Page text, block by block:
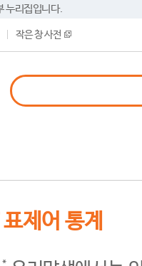
누리집입니다.
작은 창 사전
표제어 통계